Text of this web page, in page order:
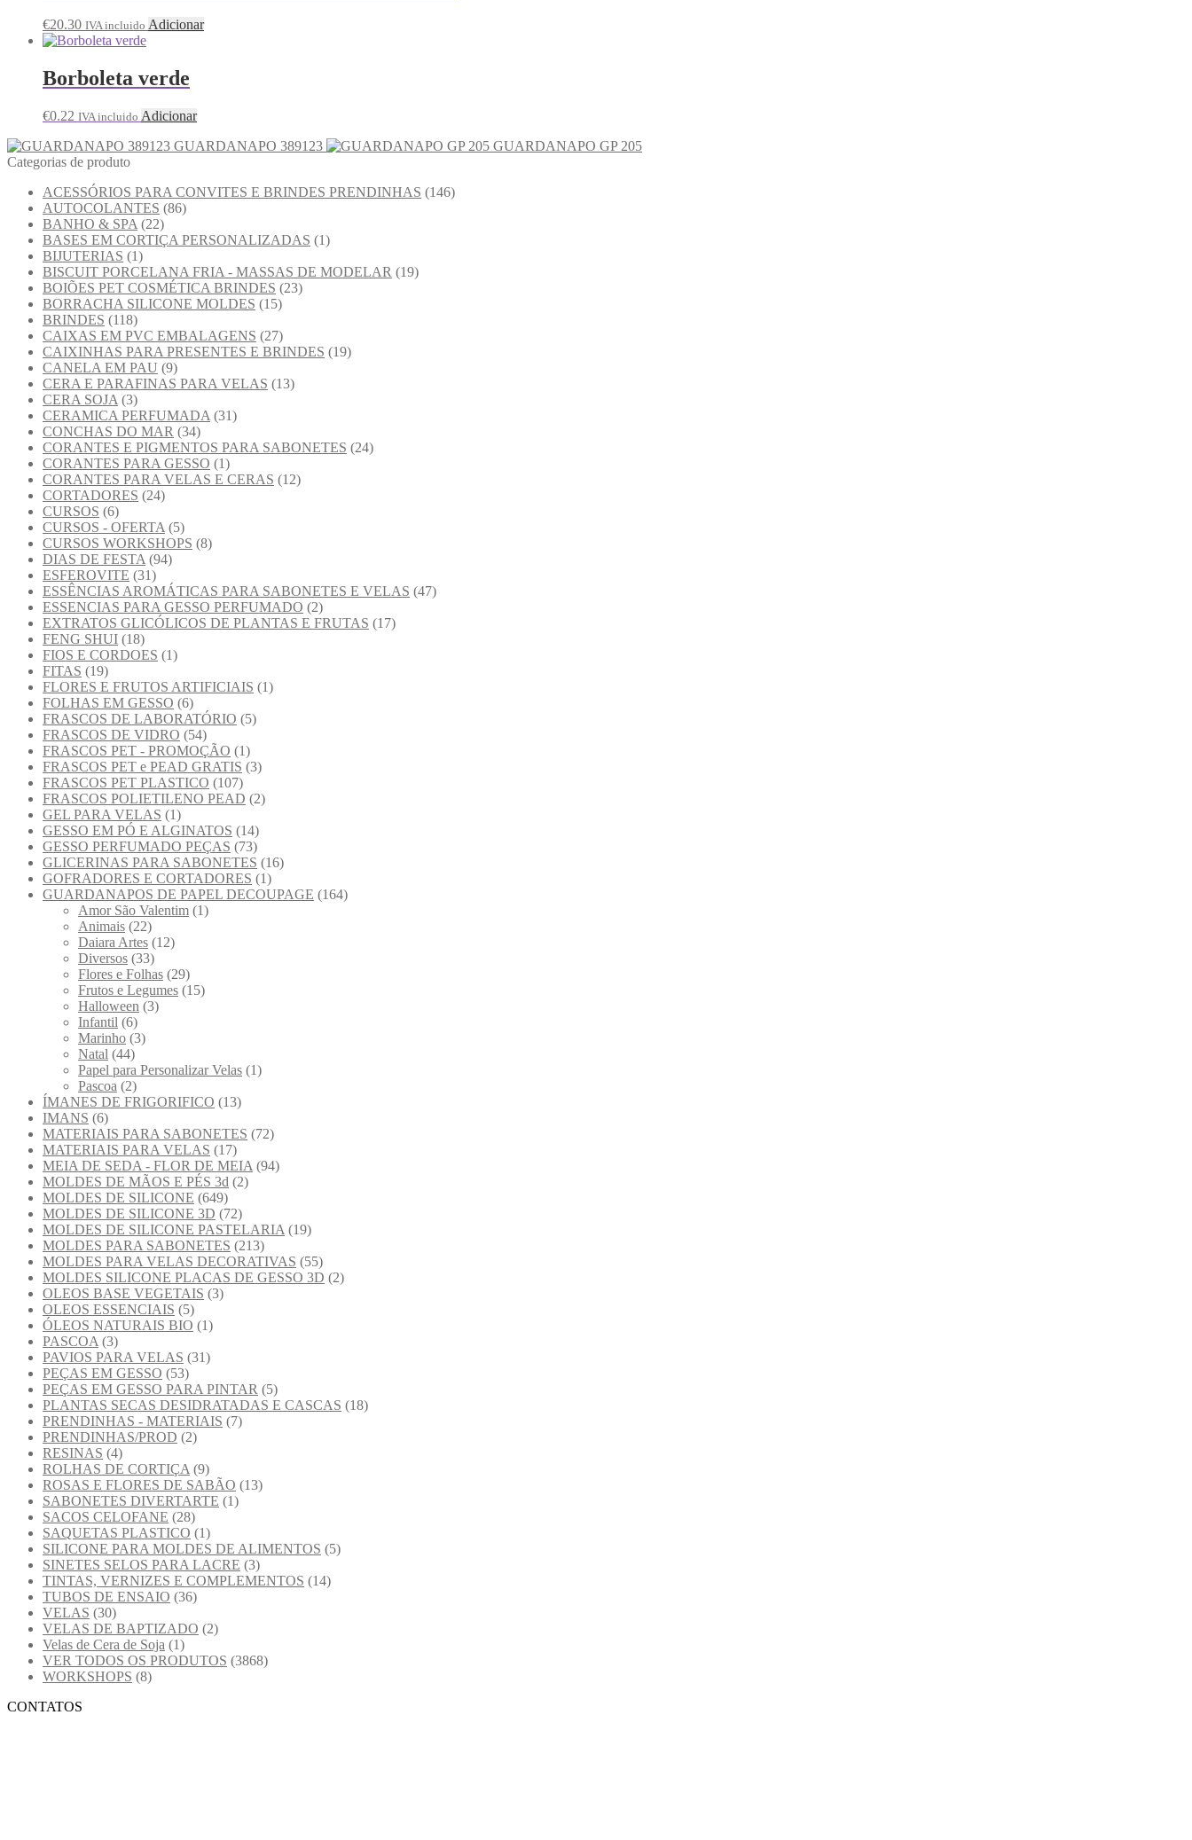
€20.30 IVA incluido Adicionar
Borboleta verde
€0.22 IVA incluido Adicionar
GUARDANAPO 389123
GUARDANAPO GP 205
Categorias de produto
ACESSÓRIOS PARA CONVITES E BRINDES PRENDINHAS (146)
AUTOCOLANTES (86)
BANHO & SPA (22)
BASES EM CORTIÇA PERSONALIZADAS (1)
BIJUTERIAS (1)
BISCUIT PORCELANA FRIA - MASSAS DE MODELAR (19)
BOIÕES PET COSMÉTICA BRINDES (23)
BORRACHA SILICONE MOLDES (15)
BRINDES (118)
CAIXAS EM PVC EMBALAGENS (27)
CAIXINHAS PARA PRESENTES E BRINDES (19)
CANELA EM PAU (9)
CERA E PARAFINAS PARA VELAS (13)
CERA SOJA (3)
CERAMICA PERFUMADA (31)
CONCHAS DO MAR (34)
CORANTES E PIGMENTOS PARA SABONETES (24)
CORANTES PARA GESSO (1)
CORANTES PARA VELAS E CERAS (12)
CORTADORES (24)
CURSOS (6)
CURSOS - OFERTA (5)
CURSOS WORKSHOPS (8)
DIAS DE FESTA (94)
ESFEROVITE (31)
ESSÊNCIAS AROMÁTICAS PARA SABONETES E VELAS (47)
ESSENCIAS PARA GESSO PERFUMADO (2)
EXTRATOS GLICÓLICOS DE PLANTAS E FRUTAS (17)
FENG SHUI (18)
FIOS E CORDOES (1)
FITAS (19)
FLORES E FRUTOS ARTIFICIAIS (1)
FOLHAS EM GESSO (6)
FRASCOS DE LABORATÓRIO (5)
FRASCOS DE VIDRO (54)
FRASCOS PET - PROMOÇÃO (1)
FRASCOS PET e PEAD GRATIS (3)
FRASCOS PET PLASTICO (107)
FRASCOS POLIETILENO PEAD (2)
GEL PARA VELAS (1)
GESSO EM PÓ E ALGINATOS (14)
GESSO PERFUMADO PEÇAS (73)
GLICERINAS PARA SABONETES (16)
GOFRADORES E CORTADORES (1)
GUARDANAPOS DE PAPEL DECOUPAGE (164)
Amor São Valentim (1)
Animais (22)
Daiara Artes (12)
Diversos (33)
Flores e Folhas (29)
Frutos e Legumes (15)
Halloween (3)
Infantil (6)
Marinho (3)
Natal (44)
Papel para Personalizar Velas (1)
Pascoa (2)
ÍMANES DE FRIGORIFICO (13)
IMANS (6)
MATERIAIS PARA SABONETES (72)
MATERIAIS PARA VELAS (17)
MEIA DE SEDA - FLOR DE MEIA (94)
MOLDES DE MÃOS E PÉS 3d (2)
MOLDES DE SILICONE (649)
MOLDES DE SILICONE 3D (72)
MOLDES DE SILICONE PASTELARIA (19)
MOLDES PARA SABONETES (213)
MOLDES PARA VELAS DECORATIVAS (55)
MOLDES SILICONE PLACAS DE GESSO 3D (2)
OLEOS BASE VEGETAIS (3)
OLEOS ESSENCIAIS (5)
ÓLEOS NATURAIS BIO (1)
PASCOA (3)
PAVIOS PARA VELAS (31)
PEÇAS EM GESSO (53)
PEÇAS EM GESSO PARA PINTAR (5)
PLANTAS SECAS DESIDRATADAS E CASCAS (18)
PRENDINHAS - MATERIAIS (7)
PRENDINHAS/PROD (2)
RESINAS (4)
ROLHAS DE CORTIÇA (9)
ROSAS E FLORES DE SABÃO (13)
SABONETES DIVERTARTE (1)
SACOS CELOFANE (28)
SAQUETAS PLASTICO (1)
SILICONE PARA MOLDES DE ALIMENTOS (5)
SINETES SELOS PARA LACRE (3)
TINTAS, VERNIZES E COMPLEMENTOS (14)
TUBOS DE ENSAIO (36)
VELAS (30)
VELAS DE BAPTIZADO (2)
Velas de Cera de Soja (1)
VER TODOS OS PRODUTOS (3868)
WORKSHOPS (8)
CONTATOS